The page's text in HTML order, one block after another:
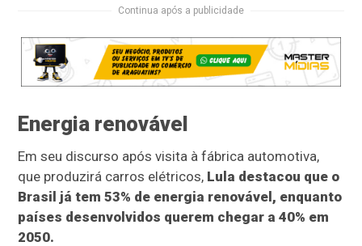
Continua após a publicidade
Energia renovável
Em seu discurso após visita à fábrica automotiva,
que produzirá carros elétricos, Lula destacou que o
Brasil já tem 53% de energia renovável, enquanto
países desenvolvidos querem chegar a 40% em
2050.